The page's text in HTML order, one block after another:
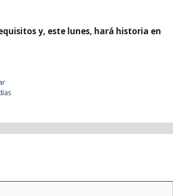
y, este lunes, hará historia en